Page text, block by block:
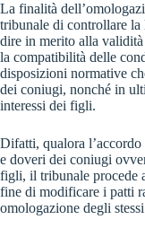
La finalità
tribunale di controllare la
dire in merito alla
la compatibilità delle
disposizioni normative
dei coniugi, nonché in
interessi dei figli.
Difatti, qualora
e doveri dei coniugi
figli, il tribunale procede
fine di modificare i patti
omologazione degli